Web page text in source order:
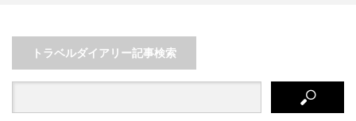
トラベルダイアリー記事検索